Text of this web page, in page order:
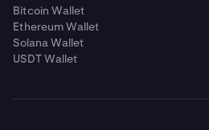
Bitcoin Wallet
Ethereum Wallet
Solana Wallet
USDT Wallet